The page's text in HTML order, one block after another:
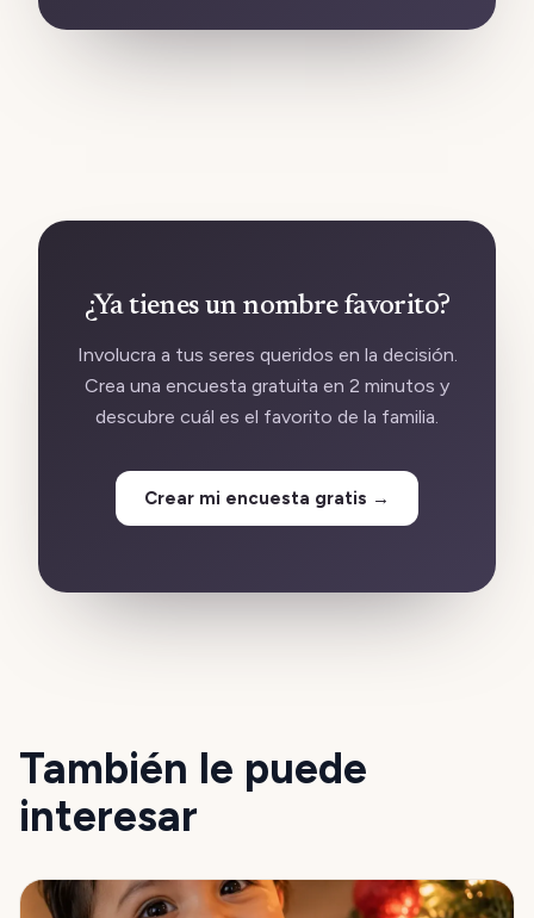
¿Ya tienes un nombre favorito?
Involucra a tus seres queridos en la decisión.
Crea una encuesta gratuita en 2 minutos y
descubre cuál es el favorito de la familia.
Crear mi encuesta gratis →
También le puede
interesar